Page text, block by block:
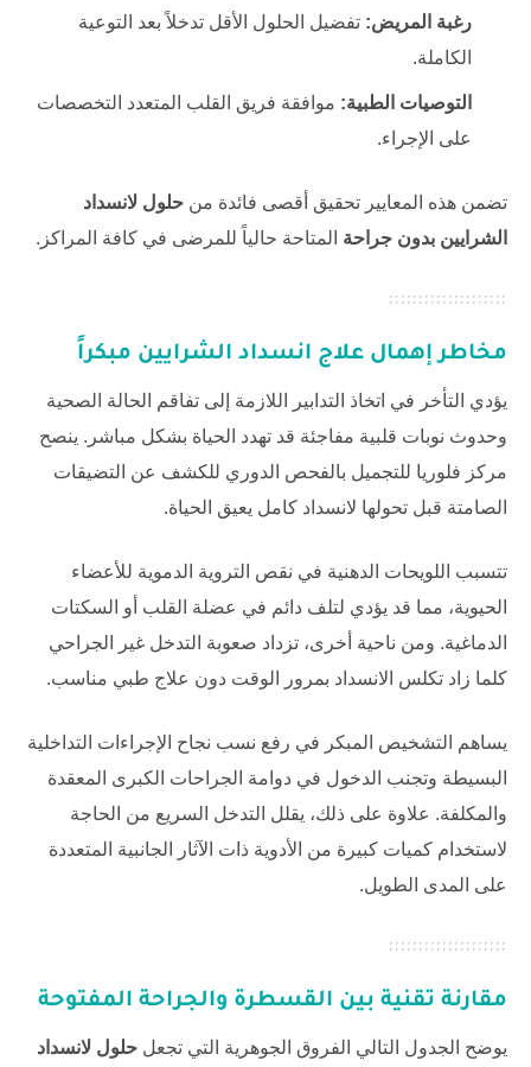
رغبة المريض: تفضيل الحلول الأقل تدخلاً بعد التوعية
الكاملة.
التوصيات الطبية: موافقة فريق القلب المتعدد التخصصات
على الإجراء.
تضمن هذه المعايير تحقيق أقصى فائدة من حلول لانسداد
الشرايين بدون جراحة المتاحة حالياً للمرضى في كافة المراكز.
مخاطر إهمال علاج انسداد الشرايين مبكراً
يؤدي التأخر في اتخاذ التدابير اللازمة إلى تفاقم الحالة الصحية
وحدوث نوبات قلبية مفاجئة قد تهدد الحياة بشكل مباشر. ينصح
مركز فلوريا للتجميل بالفحص الدوري للكشف عن التضيقات
الصامتة قبل تحولها لانسداد كامل يعيق الحياة.
تتسبب اللويحات الدهنية في نقص التروية الدموية للأعضاء
الحيوية، مما قد يؤدي لتلف دائم في عضلة القلب أو السكتات
الدماغية. ومن ناحية أخرى، تزداد صعوبة التدخل غير الجراحي
كلما زاد تكلس الانسداد بمرور الوقت دون علاج طبي مناسب.
يساهم التشخيص المبكر في رفع نسب نجاح الإجراءات التداخلية
البسيطة وتجنب الدخول في دوامة الجراحات الكبرى المعقدة
والمكلفة. علاوة على ذلك، يقلل التدخل السريع من الحاجة
لاستخدام كميات كبيرة من الأدوية ذات الآثار الجانبية المتعددة
على المدى الطويل.
مقارنة تقنية بين القسطرة والجراحة المفتوحة
يوضح الجدول التالي الفروق الجوهرية التي تجعل حلول لانسداد